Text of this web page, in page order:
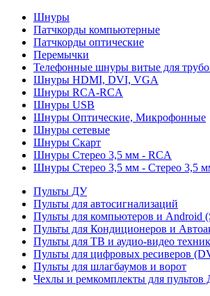
Шнуры
Патчкорды компьютерные
Патчкорды оптические
Перемычки
Телефонные шнуры витые для
Шнуры HDMI, DVI, VGA
Шнуры RCA-RCA
Шнуры USB
Шнуры Оптические, Микрофонные
Шнуры сетевые
Шнуры Скарт
Шнуры Стерео 3,5 мм - RCA
Шнуры Стерео 3,5 мм - Стерео 3,5
Пульты ДУ
Пульты для автосигнализаций
Пульты для компьютеров и Android
Пульты для Кондиционеров и
Пульты для ТВ и аудио-видео
Пульты для цифровых ресиверов
Пульты для шлагбаумов и ворот
Чехлы и ремкомплекты для пультов